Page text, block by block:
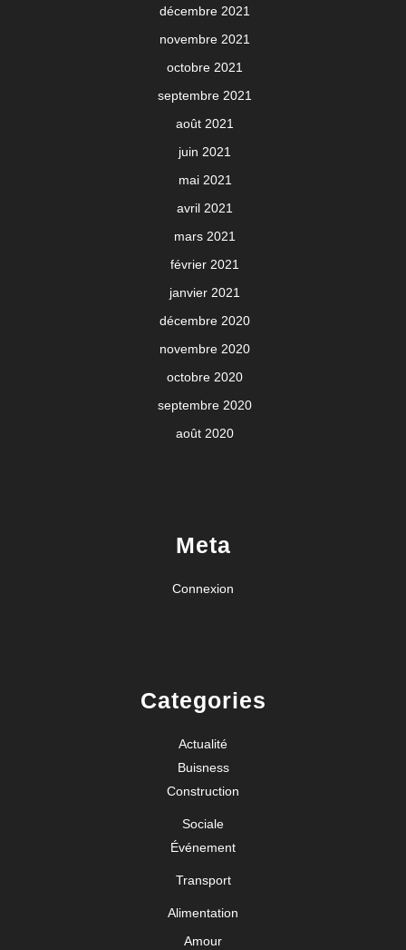
décembre 2021
novembre 2021
octobre 2021
septembre 2021
août 2021
juin 2021
mai 2021
avril 2021
mars 2021
février 2021
janvier 2021
décembre 2020
novembre 2020
octobre 2020
septembre 2020
août 2020
Meta
Connexion
Categories
Actualité
Buisness
Construction
Sociale
Événement
Transport
Alimentation
Amour